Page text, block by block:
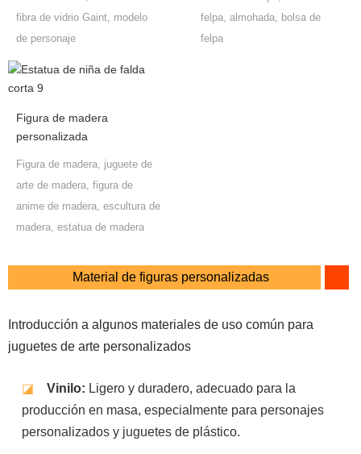
fibra de vidrio Gaint, modelo
de personaje
felpa, almohada, bolsa de
felpa
Figura de madera
personalizada
Figura de madera, juguete de
arte de madera, figura de
anime de madera, escultura de
madera, estatua de madera
Material de figuras personalizadas
Introducción a algunos materiales de uso común para
juguetes de arte personalizados
◪ Vinilo: Ligero y duradero, adecuado para la
producción en masa, especialmente para personajes
personalizados y juguetes de plástico.